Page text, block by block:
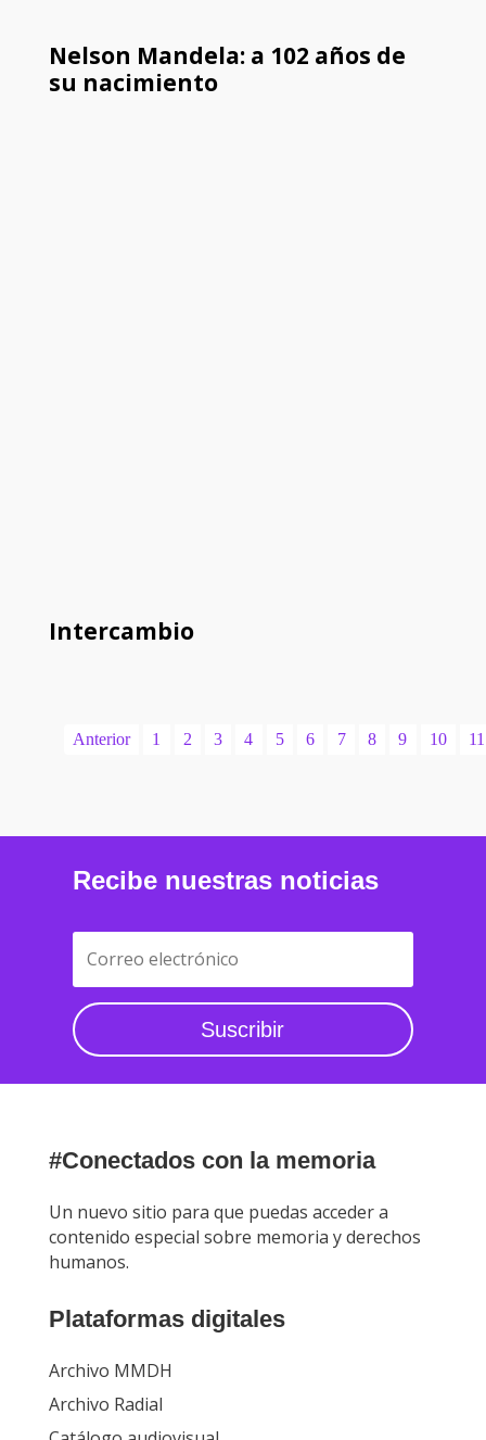
Nelson Mandela: a 102 años de
su nacimiento
Intercambio
Anterior 1 2 3 4 5 6 7 8 9 10 11
Recibe nuestras noticias
Suscribir
#Conectados con la memoria
Un nuevo sitio para que puedas acceder a
contenido especial sobre memoria y derechos
humanos.
Plataformas digitales
Archivo MMDH
Archivo Radial